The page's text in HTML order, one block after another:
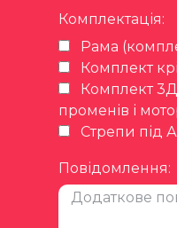
Комплектація:
Рама
Комплект
Комплект
променів і
Стрепи під
Повідомлення: